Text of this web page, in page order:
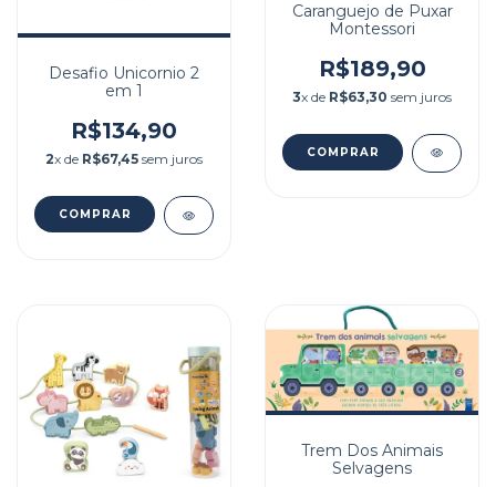
Desafio Unicornio 2
em 1
R$134,90
2x de R$67,45 sem juros
Caranguejo de Puxar
Montessori
R$189,90
3x de R$63,30 sem juros
Trem Dos Animais
Selvagens